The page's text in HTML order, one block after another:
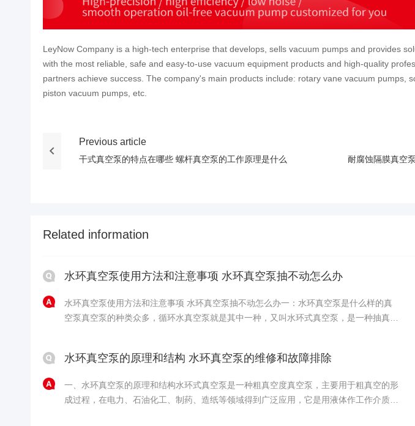
LeyNow Company is a high-tech enterprise that develops, sells vacuum pumps and provides
with the most reliable, safe and easy-to-use vacuum equipment products and high-quality
partners achieve success. The company's main products include: rotary vane vacuum pumps,
piston vacuum pumps, etc.
Previous article
干式真空泵的特点在哪些 螺杆真空泵的工作原理是什么 耐腐蚀隔膜真空
Related information
水环真空泵使用方法和注意事项 水环真空泵抽不动怎么办
水环真空泵使用方法和注意事项 水环真空泵抽不动怎么办一：水环真空泵是什么样的真
空泵真空泵的种类众多，循环水真空泵就是其中一种，又叫水环式真空泵，是一种抽真空
等特点。水......
水环真空泵的原理和结构 水环真空泵的维修和故障排除
一、水环真空泵的原理和结构水环式真空泵是一种粗真空度真空泵，主要用于粗真空的形
成过程，在电力、石油化工、制药、造纸等领域得到广泛应用，它是用液体作工作介质，